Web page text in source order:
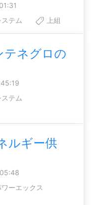
テム 上組
テネグロの
テム
ルギー供
ワーエックス